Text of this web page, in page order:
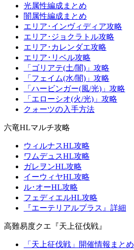
光属性編成まとめ
闇属性編成まとめ
エリア･インヴィディア攻略
エリア･ジョクラトル攻略
エリア･カレンダエ攻略
エリア･リベル攻略
「ゴリアテ(土/闇)」攻略
「フェイム(水/闇)」攻略
「ハービンガー(風/光)」攻略
「エローシオ(火/光)」攻略
クォーツの入手方法
六竜HLマルチ攻略
ウィルナスHL攻略
ワムデュスHL攻略
ガレヲンHL攻略
イーウィヤHL攻略
ル･オーHL攻略
フェディエルHL攻略
『エーテリアルプラス』詳細
高難易度クエ『天上征伐戦』
「天上征伐戦」開催情報まとめ